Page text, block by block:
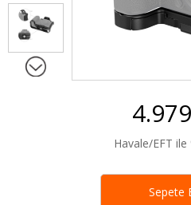
Havale/EFT
Sepete